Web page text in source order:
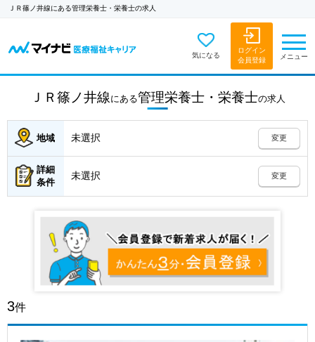
ＪＲ篠ノ井線にある管理栄養士・栄養士の求人
気になる
ログイン
会員登録
メニュー
ＪＲ篠ノ井線 にある管理栄養士・栄養士の求人
地域 未選択 変更
詳細
条件
未選択 変更
3件